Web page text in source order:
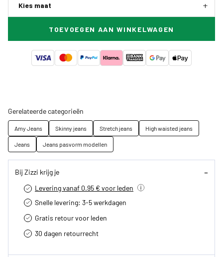
Kies maat
TOEVOEGEN AAN WINKELWAGEN
Gerelateerde categorieën
Amy Jeans Skinny jeans Stretch jeans
High waisted jeans
Jeans
Jeans pasvorm modellen
Bij Zizzi krijg je
Levering vanaf 0.95 € voor leden
Snelle levering: 3-5 werkdagen
Gratis retour voor leden
30 dagen retourrecht­